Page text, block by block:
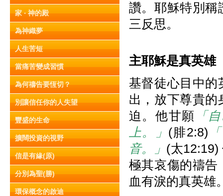
家 ‧ 神的殿
為神織夢
人生苦短
當痛苦變成習慣
為何禱告要恆切？
別讓信任你的人失望
豐盛的生命
擴闊投資的視野
信是有緣(原)
分別為聖(勝)
環保概念的啟迪
讚。耶穌特別稱
三反思。
主耶穌是真英雄
基督徒心目中的
出，放下尊貴的
迫。他甘願 「
上。」 (腓2:8)
音。」 (太12:19)
極其哀傷的禱告
血有淚的真英雄